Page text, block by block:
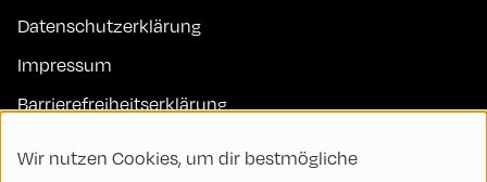
Datenschutzerklärung
Impressum
Barrierefreiheitserklärung
Wir nutzen Cookies, um dir bestmögliche